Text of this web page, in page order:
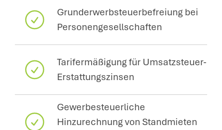
Grunderwerbsteuerbefreiung bei
Personengesellschaften
Tarifermäßigung für Umsatzsteuer-
Erstattungszinsen
Gewerbesteuerliche
Hinzurechnung von Standmieten